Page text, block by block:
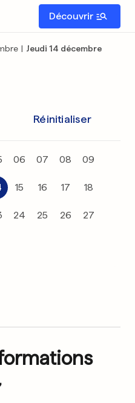
Découvrir
| Jeudi 14 décembre
Réinitialiser
06 07 08 09
15 16 17 18
24 25 26 27